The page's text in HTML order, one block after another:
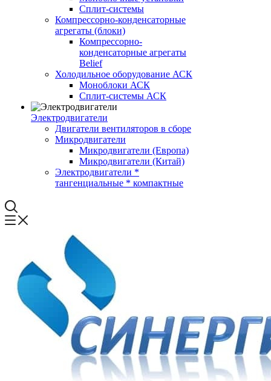
Сплит-системы
Компрессорно-конденсаторные
агрегаты (блоки)
Компрессорно-
конденсаторные агрегаты
Belief
Холодильное оборудование АСК
Моноблоки АСК
Сплит-системы АСК
Электродвигатели
Двигатели вентиляторов в сборе
Микродвигатели
Микродвигатели (Европа)
Микродвигатели (Китай)
Электродвигатели *
тангенциальные * компактные